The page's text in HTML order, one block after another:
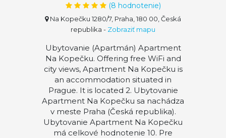
(8 hodnotenie)
Na Kopečku 1280/7, Praha, 180 00, Česká
republika - Zobraziť mapu
Ubytovanie (Apartmán) Apartment
Na Kopečku. Offering free WiFi and
city views, Apartment Na Kopečku is
an accommodation situated in
Prague. It is located 2. Ubytovanie
Apartment Na Kopečku sa nachádza
v meste Praha (Česká republika).
Ubytovanie Apartment Na Kopečku
má celkové hodnotenie 10. Pre